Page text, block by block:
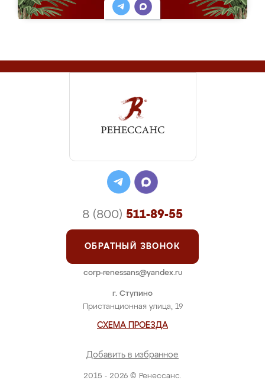
2015 - 2026 © Ренессанс.
г. Ступино
Пристанционная улица, 19
СХЕМА ПРОЕЗДА
Добавить в избранное
8 (800) 511-89-55
ОБРАТНЫЙ ЗВОНОК
corp-renessans@yandex.ru